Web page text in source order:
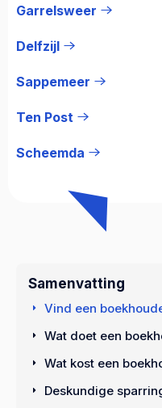
Garrelsweer
Delfzijl
Sappemeer
Ten Post
Scheemda
Samenvatting
Vind een
Wat doet een
Wat kost een
Deskundige